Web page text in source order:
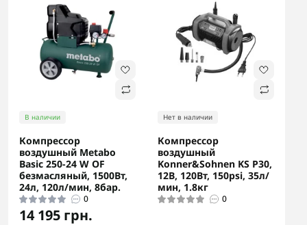
В наличии
Компрессор
воздушный Metabo
Basic 250-24 W OF
безмасляный, 1500Вт,
24л, 120л/мин, 8бар.
0
14 195 грн.
Нет в наличии
Компрессор
воздушный
Konner&Sohnen KS P30,
12В, 120Вт, 150psi, 35л/
мин, 1.8кг
0